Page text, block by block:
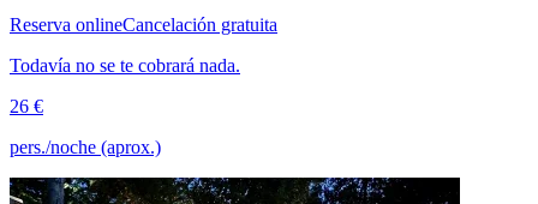
Reserva onlineCancelación gratuita
Todavía no se te cobrará nada.
26 €
pers./noche (aprox.)